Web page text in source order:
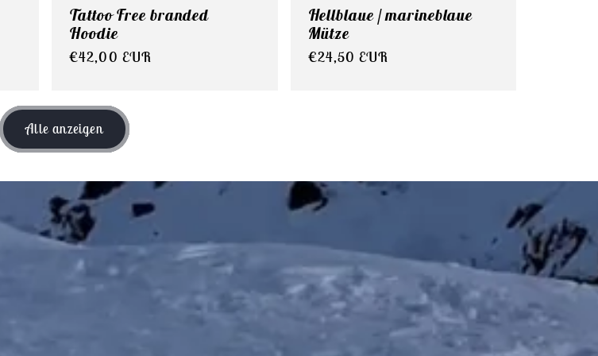
Tattoo Free branded
Hoodie
Normaler
€42,00 EUR
Hellblaue / marineblaue
Mütze
Normaler
€24,50 EUR
Alle anzeigen